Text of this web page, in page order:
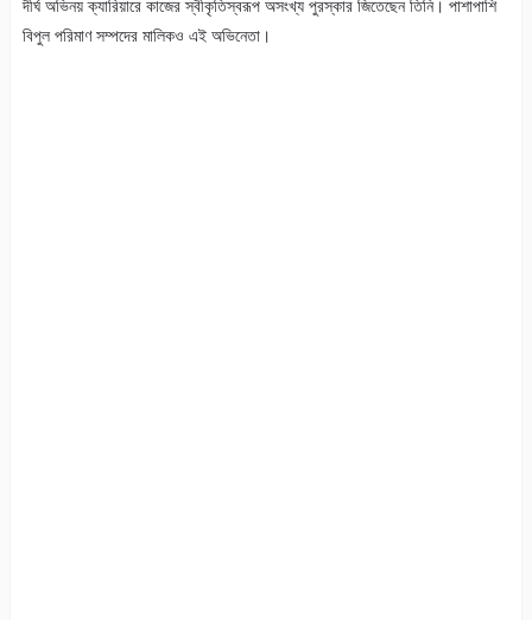
দীর্ঘ অভিনয় ক্যারিয়ারে কাজের স্বীকৃতিস্বরূপ অসংখ্য পুরস্কার জিতেছেন তিনি। পাশাপাশি
বিপুল পরিমাণ সম্পদের মালিকও এই অভিনেতা।